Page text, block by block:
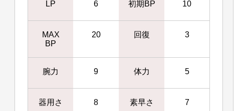
LP 6 初期BP 10
MAX
BP
20 回復 3
腕力 9 体力 5
器用さ 8 素早さ 7